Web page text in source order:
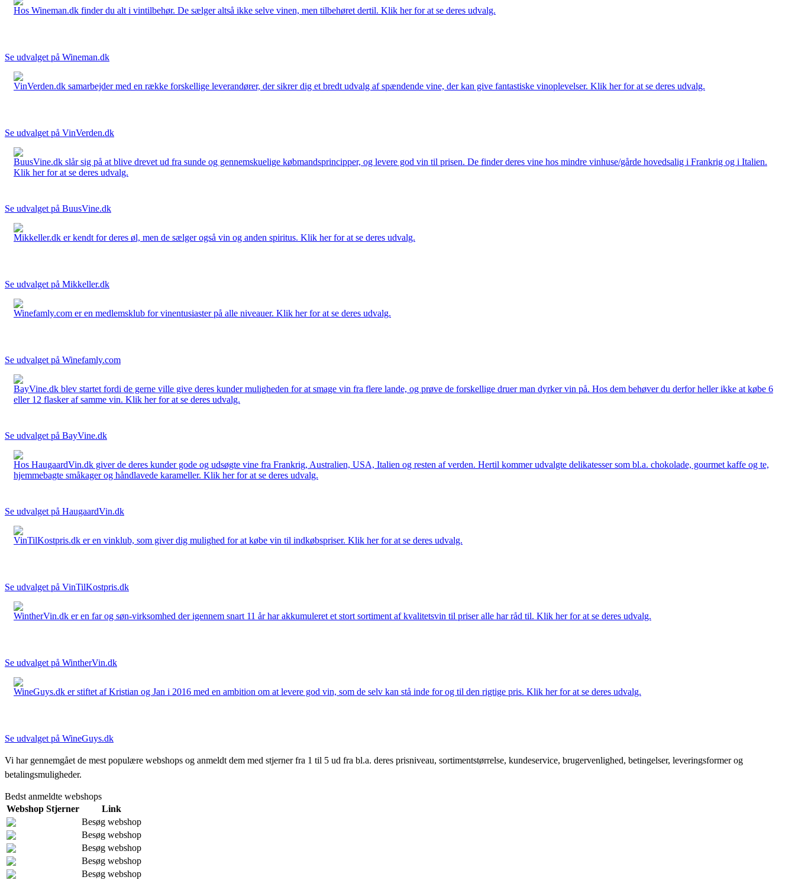
Hos Wineman.dk finder du alt i vintilbehør. De sælger altså ikke selve vinen, men tilbehøret dertil. Klik her for at se deres udvalg.
Se udvalget på Wineman.dk
VinVerden.dk samarbejder med en række forskellige leverandører, der sikrer dig et bredt udvalg af spændende vine, der kan give fantastiske vinoplevelser. Klik her for at se deres udvalg.
Se udvalget på VinVerden.dk
BuusVine.dk slår sig på at blive drevet ud fra sunde og gennemskuelige købmandsprincipper, og levere god vin til prisen. De finder deres vine hos mindre vinhuse/gårde hovedsalig i Frankrig og i Italien.
Klik her for at se deres udvalg.
Se udvalget på BuusVine.dk
Mikkeller.dk er kendt for deres øl, men de sælger også vin og anden spiritus. Klik her for at se deres udvalg.
Se udvalget på Mikkeller.dk
Winefamly.com er en medlemsklub for vinentusiaster på alle niveauer. Klik her for at se deres udvalg.
Se udvalget på Winefamly.com
BayVine.dk blev startet fordi de gerne ville give deres kunder muligheden for at smage vin fra flere lande, og prøve de forskellige druer man dyrker vin på. Hos dem behøver du derfor heller ikke at købe 6
eller 12 flasker af samme vin. Klik her for at se deres udvalg.
Se udvalget på BayVine.dk
Hos HaugaardVin.dk giver de deres kunder gode og udsøgte vine fra Frankrig, Australien, USA, Italien og resten af verden. Hertil kommer udvalgte delikatesser som bl.a. chokolade, gourmet kaffe og te,
hjemmebagte småkager og håndlavede karameller. Klik her for at se deres udvalg.
Se udvalget på HaugaardVin.dk
VinTilKostpris.dk er en vinklub, som giver dig mulighed for at købe vin til indkøbspriser. Klik her for at se deres udvalg.
Se udvalget på VinTilKostpris.dk
WintherVin.dk er en far og søn-virksomhed der igennem snart 11 år har akkumuleret et stort sortiment af kvalitetsvin til priser alle har råd til. Klik her for at se deres udvalg.
Se udvalget på WintherVin.dk
WineGuys.dk er stiftet af Kristian og Jan i 2016 med en ambition om at levere god vin, som de selv kan stå inde for og til den rigtige pris. Klik her for at se deres udvalg.
Se udvalget på WineGuys.dk
Vi har gennemgået de mest populære webshops og anmeldt dem med stjerner fra 1 til 5 ud fra bl.a. deres prisniveau, sortimentstørrelse, kundeservice, brugervenlighed, betingelser, leveringsformer og
betalingsmuligheder.
Bedst anmeldte webshops
Webshop Stjerner
Link
Besøg webshop
Besøg webshop
Besøg webshop
Besøg webshop
Besøg webshop